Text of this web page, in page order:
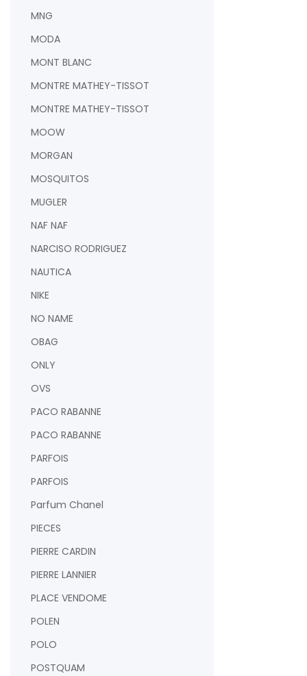
MNG
MODA
MONT BLANC
MONTRE MATHEY-TISSOT
MONTRE MATHEY-TISSOT
MOOW
MORGAN
MOSQUITOS
MUGLER
NAF NAF
NARCISO RODRIGUEZ
NAUTICA
NIKE
NO NAME
OBAG
ONLY
OVS
PACO RABANNE
PACO RABANNE
PARFOIS
PARFOIS
Parfum Chanel
PIECES
PIERRE CARDIN
PIERRE LANNIER
PLACE VENDOME
POLEN
POLO
POSTQUAM